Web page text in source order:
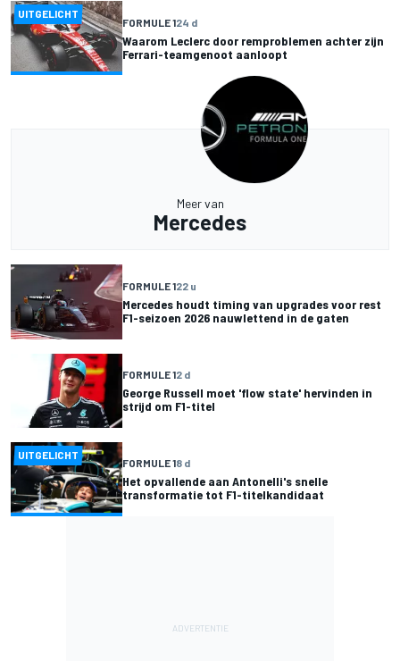
UITGELICHT
FORMULE 124 d
Waarom Leclerc door remproblemen achter zijn
Ferrari-teamgenoot aanloopt
Meer van
Mercedes
FORMULE 122 u
Mercedes houdt timing van upgrades voor rest
F1-seizoen 2026 nauwlettend in de gaten
FORMULE 12 d
George Russell moet 'flow state' hervinden in
strijd om F1-titel
UITGELICHT
FORMULE 18 d
Het opvallende aan Antonelli's snelle
transformatie tot F1-titelkandidaat